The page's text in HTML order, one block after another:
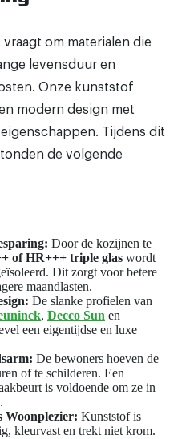
om materialen die
levensduur en
Onze kunststof
modern design met
Tijdens dit
de volgende
Door de kozijnen te
of HR+++ triple glas wordt
Dit zorgt voor betere
maandlasten.
De slanke profielen van
, Decco Sun en
een eigentijdse en luxe
De bewoners hoeven de
of te schilderen. Een
is voldoende om ze in
Woonplezier: Kunststof is
kleurvast en trekt niet krom.